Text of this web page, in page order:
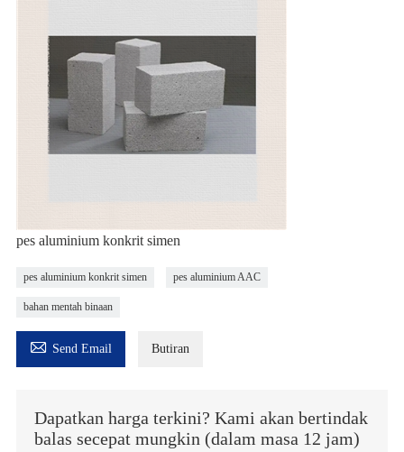
pes aluminium konkrit simen
pes aluminium konkrit simen pes aluminium AAC
bahan mentah binaan
 Send Email Butiran
Dapatkan harga terkini? Kami akan bertindak
balas secepat mungkin (dalam masa 12 jam)